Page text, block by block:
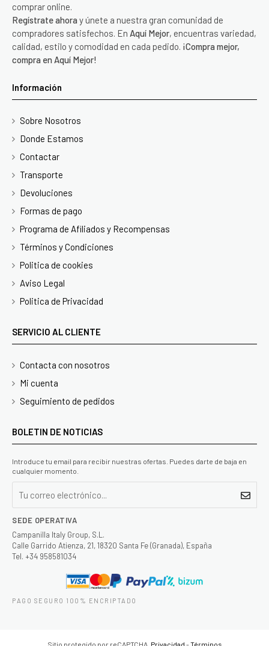
comprar online.
Regístrate ahora y únete a nuestra gran comunidad de
compradores satisfechos. En Aquí Mejor, encuentras variedad,
calidad, estilo y comodidad en cada pedido. ¡Compra mejor,
compra en Aquí Mejor!
Información
Sobre Nosotros
Donde Estamos
Contactar
Transporte
Devoluciones
Formas de pago
Programa de Afiliados y Recompensas
Términos y Condiciones
Politica de cookies
Aviso Legal
Politica de Privacidad
SERVICIO AL CLIENTE
Contacta con nosotros
Mi cuenta
Seguimiento de pedidos
BOLETIN DE NOTICIAS
Introduce tu email para recibir nuestras ofertas. Puedes darte de baja en
cualquier momento.
SEDE OPERATIVA
Campanilla Italy Group, S.L.
Calle Garrido Atienza, 21, 18320 Santa Fe (Granada), España
Tel. +34 958581034
PAGO SEGURO 100% ENCRIPTADO
Sitio protegido por reCAPTCHA. Privacidad -Términos